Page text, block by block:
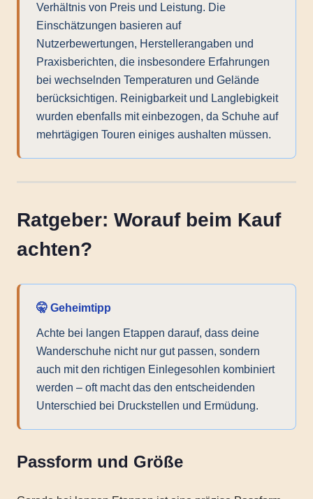
Verhältnis von Preis und Leistung. Die
Einschätzungen basieren auf
Nutzerbewertungen, Herstellerangaben und
Praxisberichten, die insbesondere Erfahrungen
bei wechselnden Temperaturen und Gelände
berücksichtigen. Reinigbarkeit und Langlebigkeit
wurden ebenfalls mit einbezogen, da Schuhe auf
mehrtägigen Touren einiges aushalten müssen.
Ratgeber: Worauf beim Kauf
achten?
🤫 Geheimtipp
Achte bei langen Etappen darauf, dass deine
Wanderschuhe nicht nur gut passen, sondern
auch mit den richtigen Einlegesohlen kombiniert
werden – oft macht das den entscheidenden
Unterschied bei Druckstellen und Ermüdung.
Passform und Größe